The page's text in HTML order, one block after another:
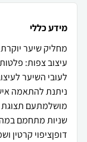
מידע כללי
לעובי השיער
שניות מתחמם
דופןציפוי קרטין